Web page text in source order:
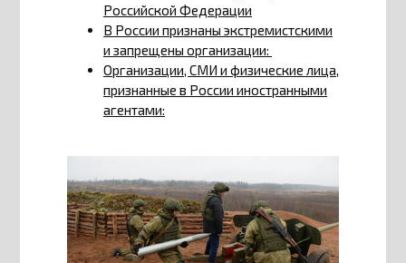
Российской Федерации
В России признаны экстремистскими
и запрещены организации:
Организации, СМИ и физические лица,
признанные в России иностранными
агентами: